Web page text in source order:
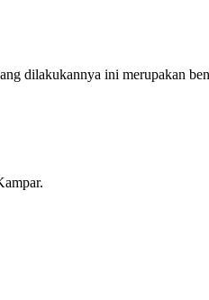
dilakukannya ini merupakan